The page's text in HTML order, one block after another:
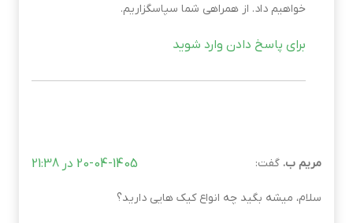
خواهیم داد. از همراهی شما سپاسگزاریم.
برای پاسخ دادن وارد شوید
مریم ب. گفت: 20-04-1405 در 21:38
سلام، میشه بگید چه انواع کیک هایی دارید؟